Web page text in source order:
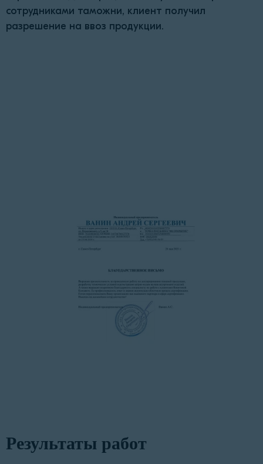
сотрудниками таможни, клиент получил
разрешение на ввоз продукции.
Результаты работ